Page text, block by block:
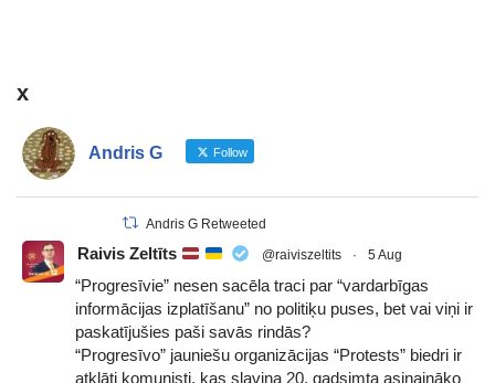
x
Andris G Follow
Andris G Retweeted
Raivis Zeltīts @raiviszeltits · 5 Aug
“Progresīvie” nesen sacēla traci par “vardarbīgas
informācijas izplatīšanu” no politiķu puses, bet vai viņi ir
paskatījušies paši savās rindās?
“Progresīvo” jauniešu organizācijas “Protests” biedri ir
atklāti komunisti, kas slavina 20. gadsimta asiņaināko